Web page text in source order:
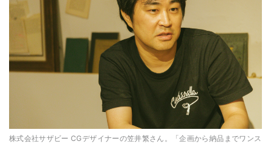
株式会社サザビー CGデザイナーの笠井繁さん。「企画から納品までワンス